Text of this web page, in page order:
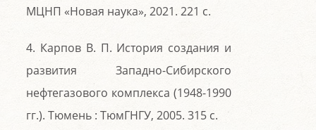
МЦНП «Новая наука», 2021. 221 с.
4. Карпов В. П. История создания и
развития Западно-Сибирского
нефтегазового комплекса (1948-1990
гг.). Тюмень : ТюмГНГУ, 2005. 315 с.